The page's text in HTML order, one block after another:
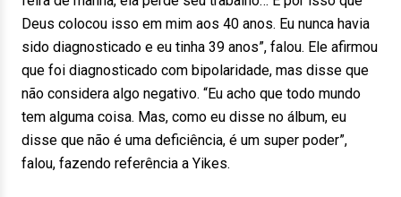
Deus colocou isso em mim aos 40 anos. Eu nunca havia
sido diagnosticado e eu tinha 39 anos”, falou. Ele afirmou
que foi diagnosticado com bipolaridade, mas disse que
não considera algo negativo. “Eu acho que todo mundo
tem alguma coisa. Mas, como eu disse no álbum, eu
disse que não é uma deficiência, é um super poder”,
falou, fazendo referência a Yikes.